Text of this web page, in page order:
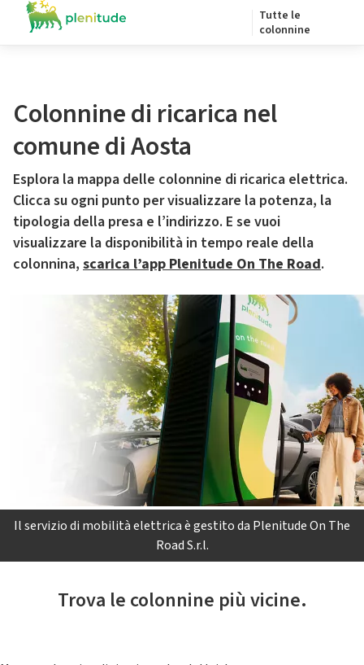
Tutte le
colonnine
Colonnine di ricarica nel
comune di Aosta
Esplora la mappa delle colonnine di ricarica elettrica.
Clicca su ogni punto per visualizzare la potenza, la
tipologia della presa e l’indirizzo. E se vuoi
visualizzare la disponibilità in tempo reale della
colonnina, scarica l’app Plenitude On The Road.
Il servizio di mobilità elettrica è gestito da Plenitude On The
Road S.r.l.
Trova le colonnine più vicine.